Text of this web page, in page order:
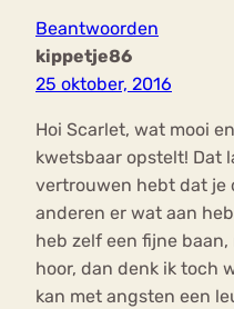
Beantwoorden
kippetje86
25 oktober, 2016
Hoi Scarlet, wat mooi
kwetsbaar opstelt! Dat
vertrouwen hebt dat je
anderen er wat aan
heb zelf een fijne
hoor, dan denk ik toch
kan met angsten een